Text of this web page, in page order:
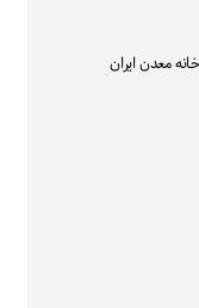
معدن ایران